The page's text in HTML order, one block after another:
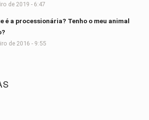
de 2019 - 6:47
é a processionária? Tenho o meu animal
de 2016 - 9:55